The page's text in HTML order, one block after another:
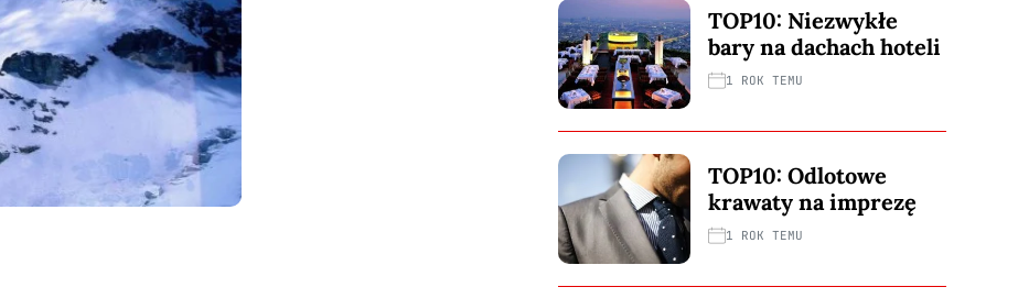
TOP10: Niezwykłe
bary na dachach hoteli
1 ROK TEMU
TOP10: Odlotowe
krawaty na imprezę
1 ROK TEMU